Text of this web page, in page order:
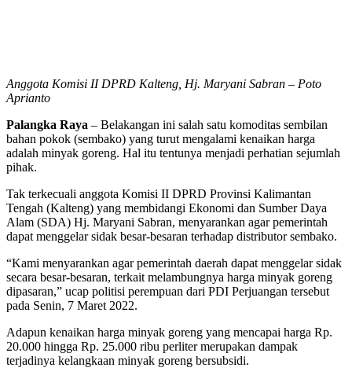
Anggota Komisi II DPRD Kalteng, Hj. Maryani Sabran – Poto
Aprianto
Palangka Raya – Belakangan ini salah satu komoditas sembilan
bahan pokok (sembako) yang turut mengalami kenaikan harga
adalah minyak goreng. Hal itu tentunya menjadi perhatian sejumlah
pihak.
Tak terkecuali anggota Komisi II DPRD Provinsi Kalimantan
Tengah (Kalteng) yang membidangi Ekonomi dan Sumber Daya
Alam (SDA) Hj. Maryani Sabran, menyarankan agar pemerintah
dapat menggelar sidak besar-besaran terhadap distributor sembako.
“Kami menyarankan agar pemerintah daerah dapat menggelar sidak
secara besar-besaran, terkait melambungnya harga minyak goreng
dipasaran,” ucap politisi perempuan dari PDI Perjuangan tersebut
pada Senin, 7 Maret 2022.
Adapun kenaikan harga minyak goreng yang mencapai harga Rp.
20.000 hingga Rp. 25.000 ribu perliter merupakan dampak
terjadinya kelangkaan minyak goreng bersubsidi.